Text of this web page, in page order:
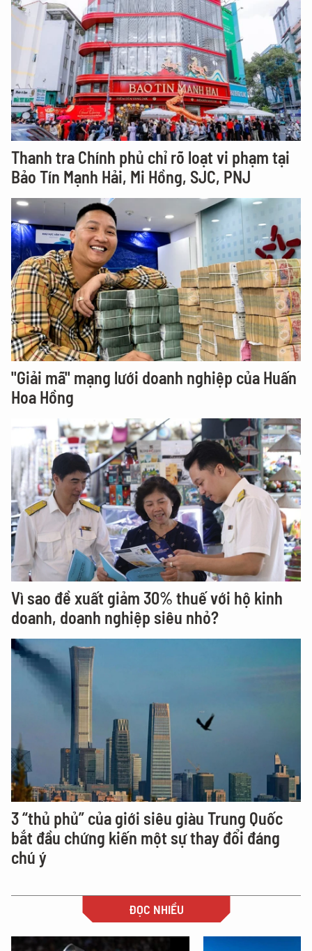
Thanh tra Chính phủ chỉ rõ loạt vi phạm tại
Bảo Tín Mạnh Hải, Mi Hồng, SJC, PNJ
"Giải mã" mạng lưới doanh nghiệp của Huấn
Hoa Hồng
Vì sao đề xuất giảm 30% thuế với hộ kinh
doanh, doanh nghiệp siêu nhỏ?
3 “thủ phủ” của giới siêu giàu Trung Quốc
bắt đầu chứng kiến một sự thay đổi đáng
chú ý
ĐỌC NHIỀU